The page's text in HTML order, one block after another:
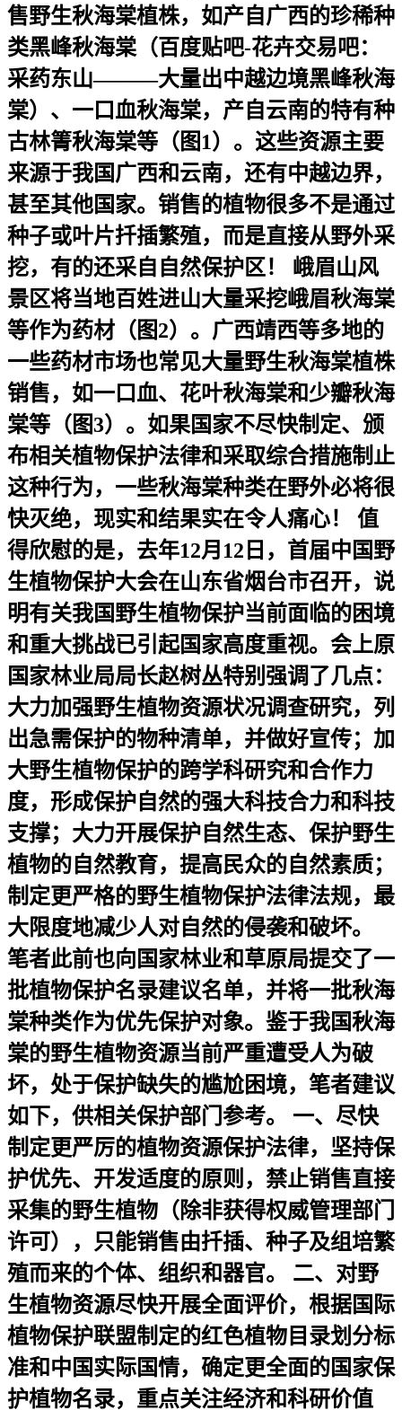
售野生秋海棠植株，如产自广西的珍稀种
类黑峰秋海棠（百度贴吧-花卉交易吧：
采药东山———大量出中越边境黑峰秋海
棠）、一口血秋海棠，产自云南的特有种
古林箐秋海棠等（图1）。这些资源主要
来源于我国广西和云南，还有中越边界，
甚至其他国家。销售的植物很多不是通过
种子或叶片扦插繁殖，而是直接从野外采
挖，有的还采自自然保护区！ 峨眉山风
景区将当地百姓进山大量采挖峨眉秋海棠
等作为药材（图2）。广西靖西等多地的
一些药材市场也常见大量野生秋海棠植株
销售，如一口血、花叶秋海棠和少瓣秋海
棠等（图3）。如果国家不尽快制定、颁
布相关植物保护法律和采取综合措施制止
这种行为，一些秋海棠种类在野外必将很
快灭绝，现实和结果实在令人痛心！ 值
得欣慰的是，去年12月12日，首届中国野
生植物保护大会在山东省烟台市召开，说
明有关我国野生植物保护当前面临的困境
和重大挑战已引起国家高度重视。会上原
国家林业局局长赵树丛特别强调了几点：
大力加强野生植物资源状况调查研究，列
出急需保护的物种清单，并做好宣传；加
大野生植物保护的跨学科研究和合作力
度，形成保护自然的强大科技合力和科技
支撑；大力开展保护自然生态、保护野生
植物的自然教育，提高民众的自然素质；
制定更严格的野生植物保护法律法规，最
大限度地减少人对自然的侵袭和破坏。
笔者此前也向国家林业和草原局提交了一
批植物保护名录建议名单，并将一批秋海
棠种类作为优先保护对象。鉴于我国秋海
棠的野生植物资源当前严重遭受人为破
坏，处于保护缺失的尴尬困境，笔者建议
如下，供相关保护部门参考。 一、尽快
制定更严厉的植物资源保护法律，坚持保
护优先、开发适度的原则，禁止销售直接
采集的野生植物（除非获得权威管理部门
许可），只能销售由扦插、种子及组培繁
殖而来的个体、组织和器官。 二、对野
生植物资源尽快开展全面评价，根据国际
植物保护联盟制定的红色植物目录划分标
准和中国实际国情，确定更全面的国家保
护植物名录，重点关注经济和科研价值